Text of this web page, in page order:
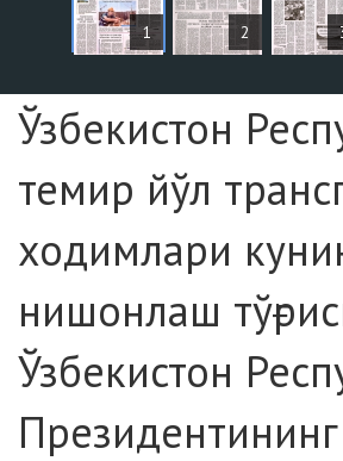
1 2
Page №1
Ўзбекистон
темир йўл
ходимлари
нишонлаш
Ўзбекистон